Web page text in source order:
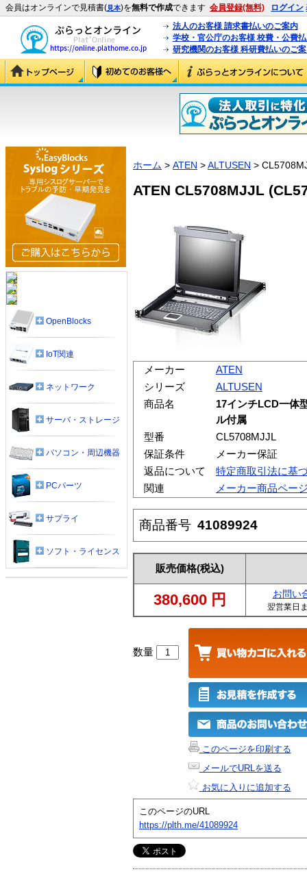
会員はオンラインで見積書(見本)を無料で作成できます 会員登録(無料) ログイン
法人のお客様 請求書払いのご案内
学校・官公庁のお客様 校費・公費
研究機関のお客様 科研費払いのご
ホーム > ATEN >ALTUSEN >
ATEN CL5708MJJL
メーカー
ATEN
シリーズ
ALTUSEN
商品名
17インチLCD一体
ル付属
型番
CL5708MJJL
保証条件
メーカー保証
返品について
特定商取引法に基
関連
メーカー商品ペー
商品番号 41089924
販売価格(税込)
380,600 円 お問い
翌営業日
数量
このページを印刷する
メールでURLを送る
お気に入りに追加する
このページのURL
https://plth.me/41089924
OpenBlocks
IoT関連
ネットワーク
サーバ・ストレージ
パソコン・周辺機器
PCパーツ
サプライ
ソフト・ライセンス